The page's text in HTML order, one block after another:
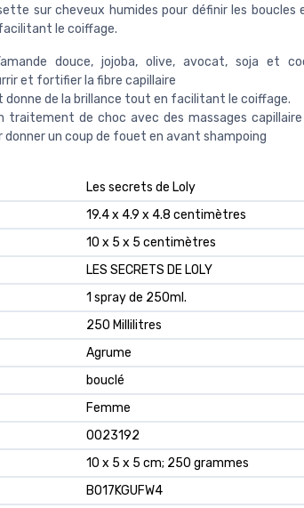
sur cheveux humides pour définir les boucles
le coiffage.
douce, jojoba, olive, avocat, soja et
et fortifier la fibre capillaire
donne de la brillance tout en facilitant le coiffage.
traitement de choc avec des massages
donner un coup de fouet en avant shampoing
‎Les secrets de Loly
‎19.4 x 4.9 x 4.8 centimètres
‎10 x 5 x 5 centimètres
‎LES SECRETS DE LOLY
‎1 spray de 250ml.
‎250 Millilitres
‎Agrume
‎bouclé
‎Femme
‎0023192
‎10 x 5 x 5 cm; 250 grammes
‎B017KGUFW4